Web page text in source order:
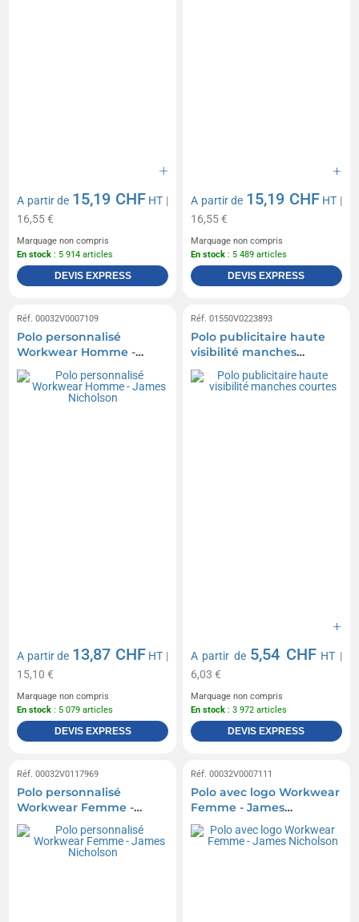
A partir de 15,19 CHF HT |
16,55 €
Marquage non compris
En stock : 5 914 articles
DEVIS EXPRESS
A partir de 15,19 CHF HT |
16,55 €
Marquage non compris
En stock : 5 489 articles
DEVIS EXPRESS
Réf. 00032V0007109
Polo personnalisé
Workwear Homme -
James Nicholson
A partir de 13,87 CHF HT |
15,10 €
Marquage non compris
En stock : 5 079 articles
DEVIS EXPRESS
Réf. 01550V0223893
Polo publicitaire haute
visibilité manches
courtes
A partir de 5,54 CHF HT |
6,03 €
Marquage non compris
En stock : 3 972 articles
DEVIS EXPRESS
Réf. 00032V0117969
Polo personnalisé
Workwear Femme -
James Nicholson
Réf. 00032V0007111
Polo avec logo Workwear
Femme - James
Nicholson